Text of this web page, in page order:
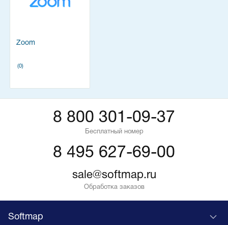
Zoom
(0)
8 800 301-09-37
Бесплатный номер
8 495 627-69-00
sale@softmap.ru
Обработка заказов
Softmap